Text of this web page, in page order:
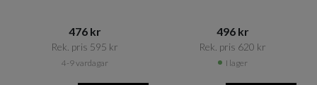
476 kr​​
Rek. pris 595 kr​​
4-9 vardagar
496 kr​​
Rek. pris 620 kr​​
I lager